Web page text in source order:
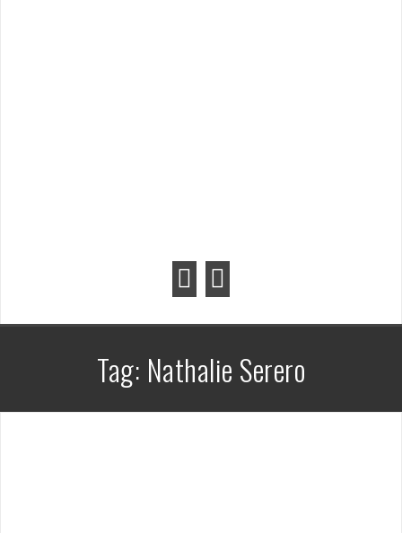
Tag: Nathalie Serero